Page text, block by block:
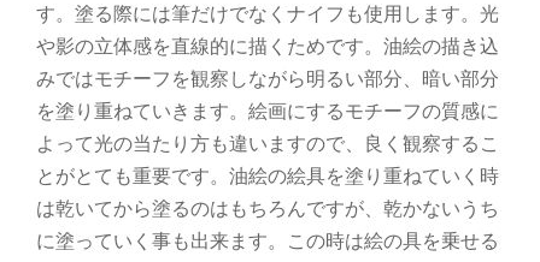
す。塗る際には筆だけでなくナイフも使用します。光
や影の立体感を直線的に描くためです。油絵の描き込
みではモチーフを観察しながら明るい部分、暗い部分
を塗り重ねていきます。絵画にするモチーフの質感に
よって光の当たり方も違いますので、良く観察するこ
とがとても重要です。油絵の絵具を塗り重ねていく時
は乾いてから塗るのはもちろんですが、乾かないうち
に塗っていく事も出来ます。この時は絵の具を乗せる